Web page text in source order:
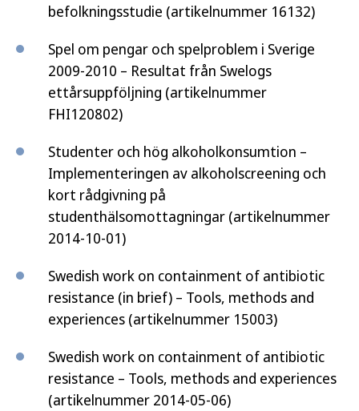
befolkningsstudie (artikelnummer 16132)
Spel om pengar och spelproblem i Sverige
2009-2010 – Resultat från Swelogs
ettårsuppföljning (artikelnummer
FHI120802)
Studenter och hög alkoholkonsumtion –
Implementeringen av alkoholscreening och
kort rådgivning på
studenthälsomottagningar (artikelnummer
2014-10-01)
Swedish work on containment of antibiotic
resistance (in brief) – Tools, methods and
experiences (artikelnummer 15003)
Swedish work on containment of antibiotic
resistance – Tools, methods and experiences
(artikelnummer 2014-05-06)